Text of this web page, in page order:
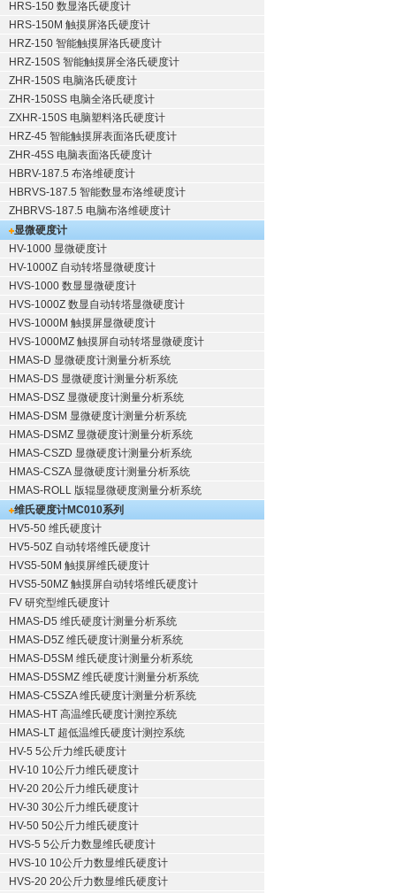
HRS-150 数显洛氏硬度计
HRS-150M 触摸屏洛氏硬度计
HRZ-150 智能触摸屏洛氏硬度计
HRZ-150S 智能触摸屏全洛氏硬度计
ZHR-150S 电脑洛氏硬度计
ZHR-150SS 电脑全洛氏硬度计
ZXHR-150S 电脑塑料洛氏硬度计
HRZ-45 智能触摸屏表面洛氏硬度计
ZHR-45S 电脑表面洛氏硬度计
HBRV-187.5 布洛维硬度计
HBRVS-187.5 智能数显布洛维硬度计
ZHBRVS-187.5 电脑布洛维硬度计
显微硬度计
HV-1000 显微硬度计
HV-1000Z 自动转塔显微硬度计
HVS-1000 数显显微硬度计
HVS-1000Z 数显自动转塔显微硬度计
HVS-1000M 触摸屏显微硬度计
HVS-1000MZ 触摸屏自动转塔显微硬度计
HMAS-D 显微硬度计测量分析系统
HMAS-DS 显微硬度计测量分析系统
HMAS-DSZ 显微硬度计测量分析系统
HMAS-DSM 显微硬度计测量分析系统
HMAS-DSMZ 显微硬度计测量分析系统
HMAS-CSZD 显微硬度计测量分析系统
HMAS-CSZA 显微硬度计测量分析系统
HMAS-ROLL 版辊显微硬度测量分析系统
维氏硬度计MC010系列
HV5-50 维氏硬度计
HV5-50Z 自动转塔维氏硬度计
HVS5-50M 触摸屏维氏硬度计
HVS5-50MZ 触摸屏自动转塔维氏硬度计
FV 研究型维氏硬度计
HMAS-D5 维氏硬度计测量分析系统
HMAS-D5Z 维氏硬度计测量分析系统
HMAS-D5SM 维氏硬度计测量分析系统
HMAS-D5SMZ 维氏硬度计测量分析系统
HMAS-C5SZA 维氏硬度计测量分析系统
HMAS-HT 高温维氏硬度计测控系统
HMAS-LT 超低温维氏硬度计测控系统
HV-5 5公斤力维氏硬度计
HV-10 10公斤力维氏硬度计
HV-20 20公斤力维氏硬度计
HV-30 30公斤力维氏硬度计
HV-50 50公斤力维氏硬度计
HVS-5 5公斤力数显维氏硬度计
HVS-10 10公斤力数显维氏硬度计
HVS-20 20公斤力数显维氏硬度计